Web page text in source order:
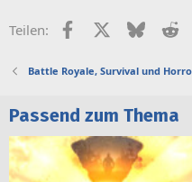
Teilen: FacebookX (Twitter)
Bluesky
Battle Royale, Survival und
Passend zum Thema